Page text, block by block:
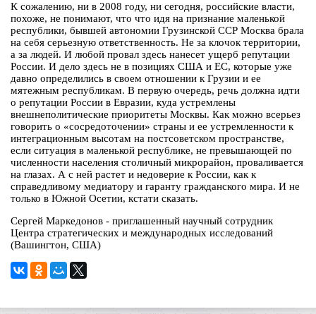
К сожалению, ни в 2008 году, ни сегодня, российские власти,
похоже, не понимают, что что идя на признание маленькой
республики, бывшей автономии Грузинской ССР Москва брала
на себя серьезную ответственность. Не за клочок территории,
а за людей. И любой провал здесь нанесет ущерб репутации
России. И дело здесь не в позициях США и ЕС, которые уже
давно определились в своем отношении к Грузии и ее
мятежным республикам. В первую очередь, речь должна идти
о репутации России в Евразии, куда устремлены
внешнеполитические приоритеты Москвы. Как можно всерьез
говорить о «сосредоточении» страны и ее устремленности к
интеграционным высотам на постсоветском пространстве,
если ситуация в маленькой республике, не превышающей по
численности населения столичный микрорайон, проваливается
на глазах. А с ней растет и недоверие к России, как к
справедливому медиатору и гаранту гражданского мира. И не
только в Южной Осетии, кстати сказать.
Сергей Маркедонов - приглашенный научный сотрудник
Центра стратегических и международных исследований
(Вашингтон, США)